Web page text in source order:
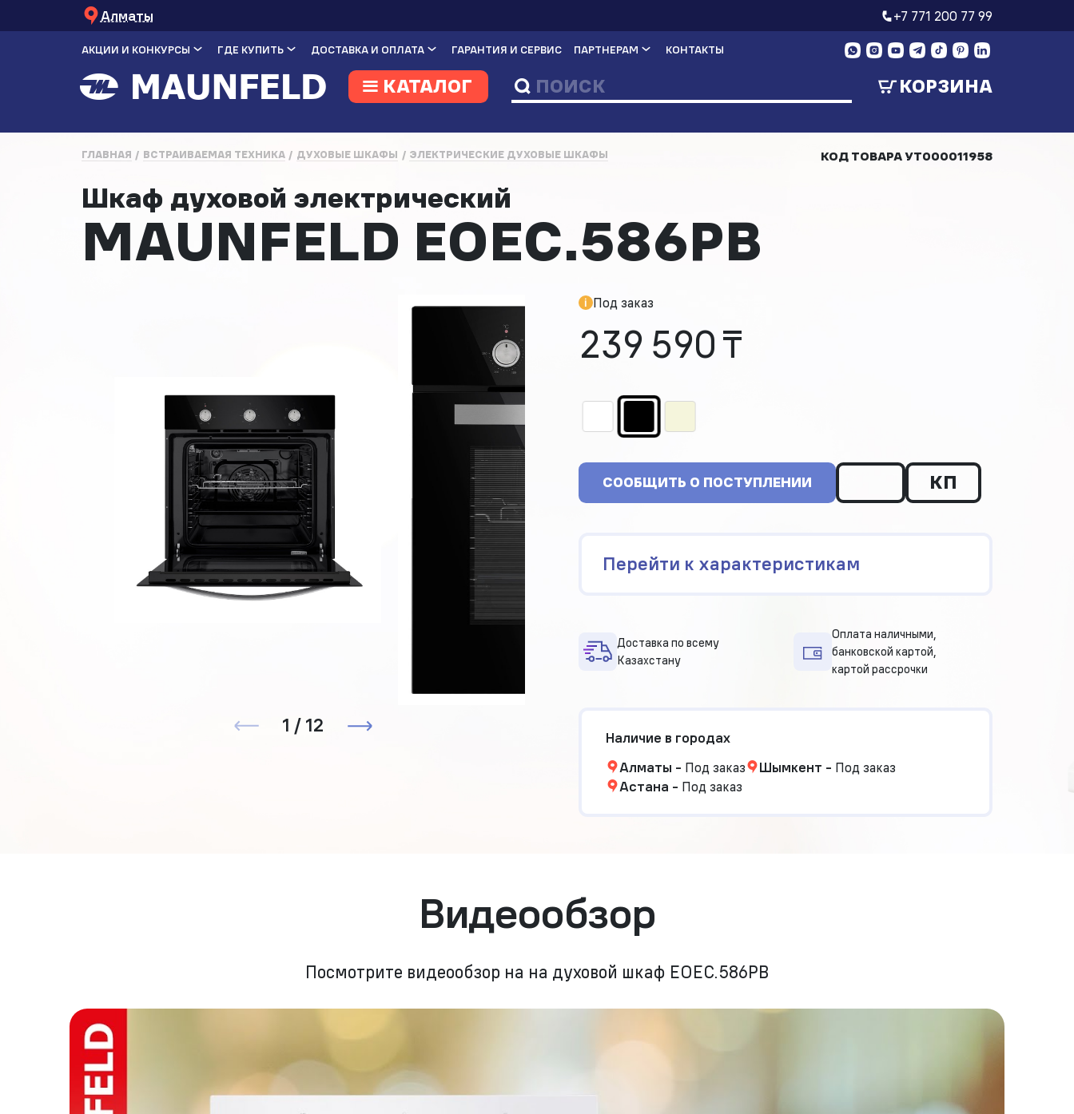
Алматы +7 771 200 77 99
АКЦИИ И КОНКУРСЫ ГДЕ КУПИТЬ ДОСТАВКА И ОПЛАТА ГАРАНТИЯ И СЕРВИС ПАРТНЕРАМ КОНТАКТЫ
КАТАЛОГ КОРЗИНА
ГЛАВНАЯ ВСТРАИВАЕМАЯ ТЕХНИКА ДУХОВЫЕ ШКАФЫ ЭЛЕКТРИЧЕСКИЕ ДУХОВЫЕ ШКАФЫ КОД ТОВАРАУТ000011958
Шкаф духовой электрический
MAUNFELD EOEC.586PB
1 / 12
Под заказ
239 590 ₸
СООБЩИТЬ О ПОСТУПЛЕНИИ КП
Перейти к характеристикам
Доставка по всему
Казахстану
Оплата наличными,
банковской картой,
картой рассрочки
Наличие в городах
Алматы - Под заказ Шымкент - Под заказ
Астана - Под заказ
Видеообзор
Посмотрите видеообзор на на духовой шкаф EOEC.586PB